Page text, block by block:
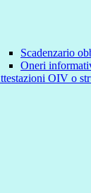
Scadenzario
Oneri
OIV o